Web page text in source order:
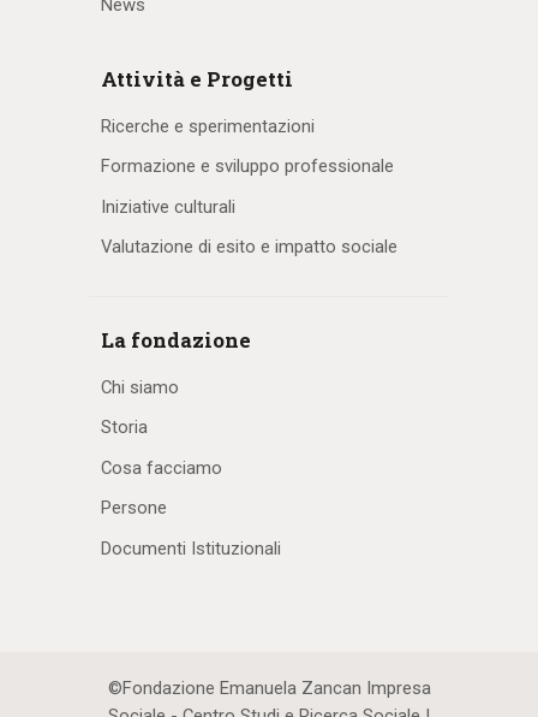
News
Attività e Progetti
Ricerche e sperimentazioni
Formazione e sviluppo professionale
Iniziative culturali
Valutazione di esito e impatto sociale
La fondazione
Chi siamo
Storia
Cosa facciamo
Persone
Documenti Istituzionali
©Fondazione Emanuela Zancan Impresa